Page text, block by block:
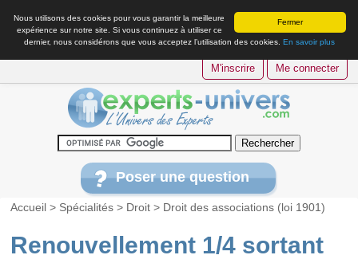
Fermer
Nous utilisons des cookies pour vous garantir la meilleure
expérience sur notre site. Si vous continuez à utiliser ce
dernier, nous considérons que vous acceptez l’utilisation des cookies. En savoir plus
M'inscrire Me connecter
Poser une question
Accueil > Spécialités > Droit > Droit des associations (loi 1901)
Renouvellement 1/4 sortant